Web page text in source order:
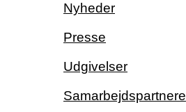
Nyheder
Presse
Udgivelser
Samarbejdspartnere